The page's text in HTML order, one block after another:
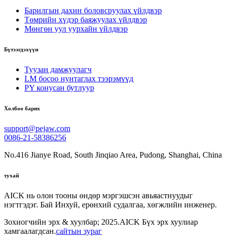
Барилгын дахин боловсруулах үйлдвэр
Төмрийн хүдэр баяжуулах үйлдвэр
Мөнгөн уул уурхайн үйлдвэр
Бүтээгдэхүүн
Туузан дамжуулагч
LM босоо нунтаглах тээрэмүүд
PY конусан бутлуур
Холбоо барих
support@pejaw.com
0086-21-58386256
No.416 Jianye Road, South Jinqiao Area, Pudong, Shanghai, China
тухай
AICK нь олон тооны өндөр мэргэшсэн авьяастнуудыг
нэгтгэдэг. Бай Инхуй, ерөнхий судалгаа, хөгжлийн инженер.
Зохиогчийн эрх & хуулбар; 2025.AICK Бүх эрх хуулиар
хамгаалагдсан.сайтын зураг